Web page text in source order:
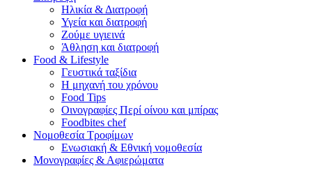
Ηλικία & Διατροφή
Υγεία και διατροφή
Ζούμε υγιεινά
Άθληση και διατροφή
Food & Lifestyle
Γευστικά ταξίδια
Η μηχανή του χρόνου
Food Tips
Οινογραφίες Περί οίνου και μπίρας
Foodbites chef
Νομοθεσία Τροφίμων
Ενωσιακή & Εθνική νομοθεσία
Μονογραφίες & Αφιερώματα